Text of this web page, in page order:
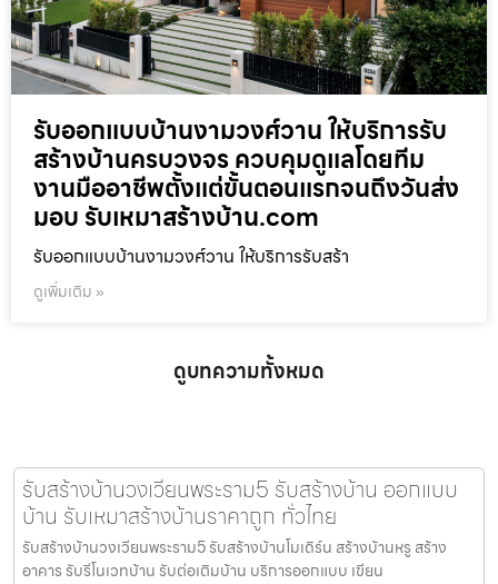
รับออกแบบบ้านงามวงศ์วาน ให้บริการรับ
สร้างบ้านครบวงจร ควบคุมดูแลโดยทีม
งานมืออาชีพตั้งแต่ขั้นตอนแรกจนถึงวันส่ง
มอบ รับเหมาสร้างบ้าน.com
รับออกแบบบ้านงามวงศ์วาน ให้บริการรับสร้า
ดูเพิ่มเติม »
ดูบทความทั้งหมด
รับสร้างบ้านวงเวียนพระราม5 รับสร้างบ้าน ออกแบบ
บ้าน รับเหมาสร้างบ้านราคาถูก ทั่วไทย
รับสร้างบ้านวงเวียนพระราม5 รับสร้างบ้านโมเดิร์น สร้างบ้านหรู สร้าง
อาคาร รับรีโนเวทบ้าน รับต่อเติมบ้าน บริการออกแบบ เขียน